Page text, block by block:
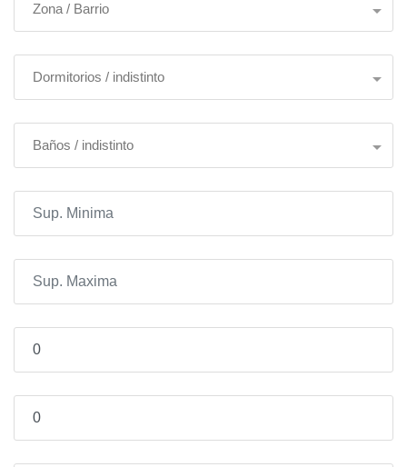
Zona / Barrio
Dormitorios / indistinto
Baños / indistinto